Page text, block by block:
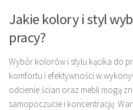
Jakie kolory i styl
pracy?
Wybór kolorów i stylu kącika do
komfortu i efektywności w
odcienie ścian oraz mebli mogą
samopoczucie i koncentrację.